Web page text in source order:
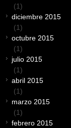
(1)
diciembre 2015
(1)
octubre 2015
(1)
julio 2015
(1)
abril 2015
(1)
marzo 2015
(1)
febrero 2015